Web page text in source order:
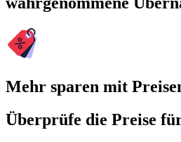
Mehr sparen mit
Überprüfe die Preise